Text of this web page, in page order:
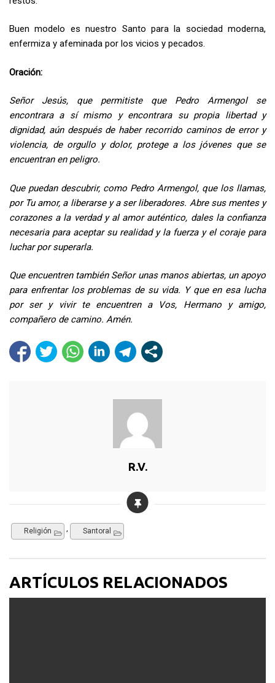
Buen modelo es nuestro Santo para la sociedad moderna,
enfermiza y afeminada por los vicios y pecados.
Oración:
Señor Jesús, que permitiste que Pedro Armengol se
encontrara a sí mismo y encontrara su propia libertad y
dignidad, aún después de haber recorrido caminos de error y
violencia, de orgullo y dolor, protege a los jóvenes que se
encuentran en peligro.
Que puedan descubrir, como Pedro Armengol, que los llamas,
por Tu amor, a liberarse y a ser liberadores. Abre sus mentes y
corazones a la verdad y al amor auténtico, dales la confianza
necesaria para aceptar su realidad y la fuerza y el coraje para
luchar por superarla.
Que encuentren también Señor unas manos abiertas, un apoyo
para enfrentar los problemas de su vida. Y que en esa lucha
por ser y vivir te encuentren a Vos, Hermano y amigo,
compañero de camino. Amén.
R.V.
Religión Santoral
ARTÍCULOS RELACIONADOS